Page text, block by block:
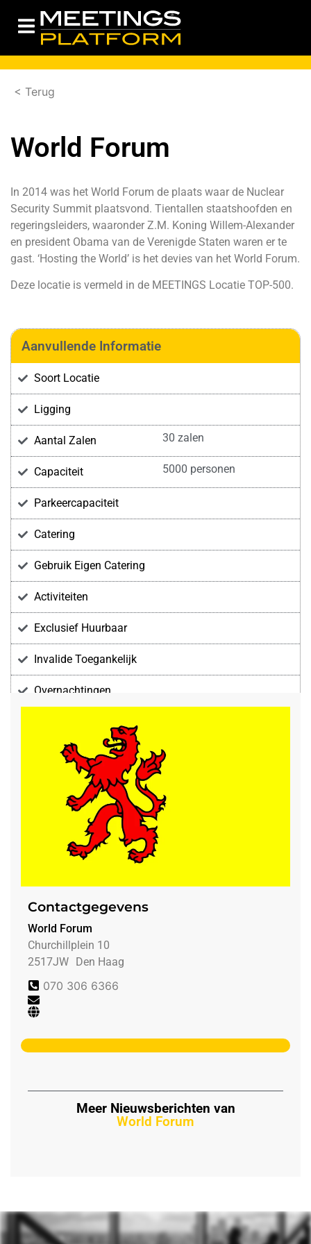
< Terug
World Forum
In 2014 was het World Forum de plaats waar de Nuclear
Security Summit plaatsvond. Tientallen staatshoofden en
regeringsleiders, waaronder Z.M. Koning Willem-Alexander
en president Obama van de Verenigde Staten waren er te
gast. ‘Hosting the World’ is het devies van het World Forum.
Deze locatie is vermeld in de MEETINGS Locatie TOP-500.
Aanvullende Informatie
Soort Locatie
Ligging
Aantal Zalen 30 zalen
Capaciteit 5000 personen
Parkeercapaciteit
Catering
Gebruik Eigen Catering
Activiteiten
Exclusief Huurbaar
Invalide Toegankelijk
Overnachtingen
Contactgegevens
World Forum
Churchillplein 10
2517JW Den Haag
070 306 6366
Meer Nieuwsberichten van
World Forum